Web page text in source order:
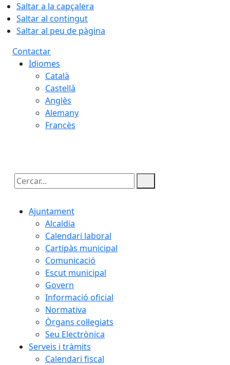
Saltar a la capçalera
Saltar al contingut
Saltar al peu de pàgina
Contactar
Idiomes
Català
Castellà
Anglès
Alemany
Francès
Cercar:
Ajuntament
Alcaldia
Calendari laboral
Cartipàs municipal
Comunicació
Escut municipal
Govern
Informació oficial
Normativa
Òrgans col·legiats
Seu Electrònica
Serveis i tràmits
Calendari fiscal